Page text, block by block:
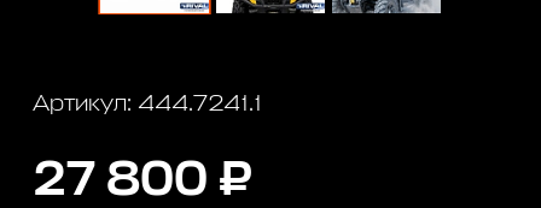
Артикул: 444.7241.1
27 800 ₽